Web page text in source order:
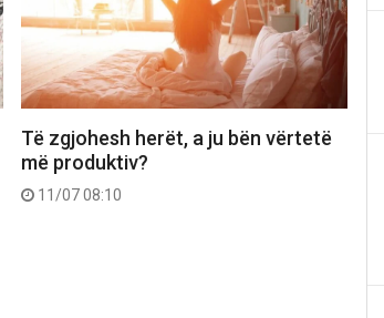
Të zgjohesh herët, a ju bën vërtetë
më produktiv?
11/07 08:10